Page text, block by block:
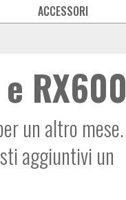
ACCESSORI
RX600
un altro mese.
aggiuntivi un